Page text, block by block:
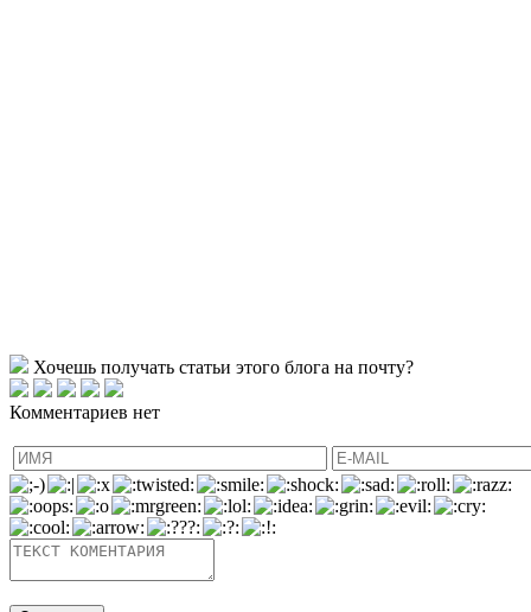
Хочешь получать статьи этого блога на почту?
Комментариев нет